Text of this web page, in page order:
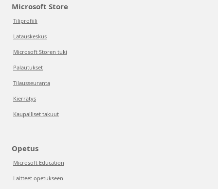
Microsoft Store
Tiliprofiili
Latauskeskus
Microsoft Storen tuki
Palautukset
Tilausseuranta
Kierrätys
Kaupalliset takuut
Opetus
Microsoft Education
Laitteet opetukseen